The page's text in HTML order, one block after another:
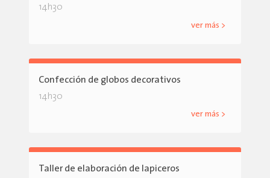
14h30
ver más >
Confección de globos decorativos
14h30
ver más >
Taller de elaboración de lapiceros